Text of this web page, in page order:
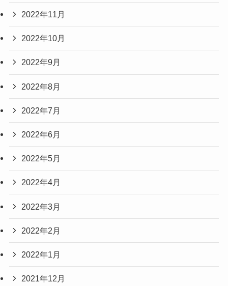
2022年11月
2022年10月
2022年9月
2022年8月
2022年7月
2022年6月
2022年5月
2022年4月
2022年3月
2022年2月
2022年1月
2021年12月